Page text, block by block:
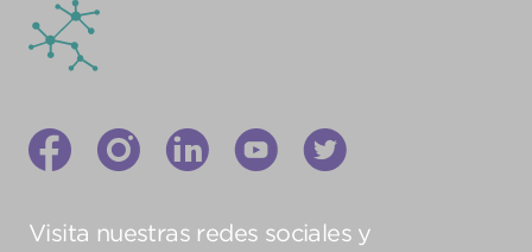
Visita nuestras redes sociales y